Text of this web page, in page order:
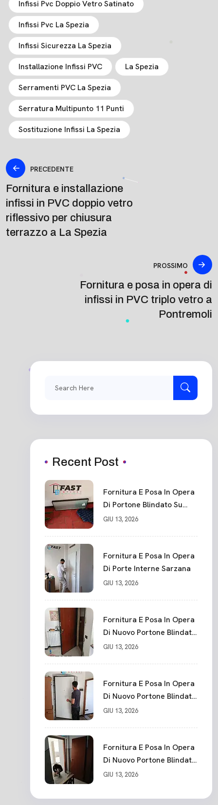
Infissi Pvc Doppio Vetro Satinato
Infissi Pvc La Spezia
Infissi Sicurezza La Spezia
Installazione Infissi PVC La Spezia
Serramenti PVC La Spezia
Serratura Multipunto 11 Punti
Sostituzione Infissi La Spezia
PRECEDENTE
Fornitura e installazione
infissi in PVC doppio vetro
riflessivo per chiusura
terrazzo a La Spezia
PROSSIMO
Fornitura e posa in opera di
infissi in PVC triplo vetro a
Pontremoli
Recent Post
Fornitura E Posa In Opera
Di Portone Blindato Su
Misura In PVC, Panello
Punti La Spezia
GIU 13, 2026
Fornitura E Posa In Opera
Di Porte Interne Sarzana
GIU 13, 2026
Fornitura E Posa In Opera
Di Nuovo Portone Blindato
La Spezia
GIU 13, 2026
Fornitura E Posa In Opera
Di Nuovo Portone Blindato
Classe 3 Sicurezza
GIU 13, 2026
Fornitura E Posa In Opera
Di Nuovo Portone Blindato
Ceparana
GIU 13, 2026